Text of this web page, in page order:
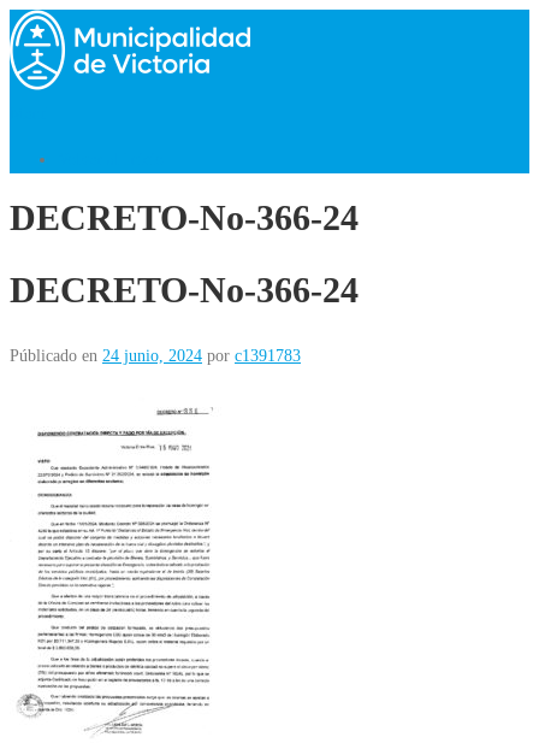
Saltar
al
contenido
DECRETO-No-366-24
DECRETO-No-366-24
Públicado en 24 junio, 2024 por c1391783